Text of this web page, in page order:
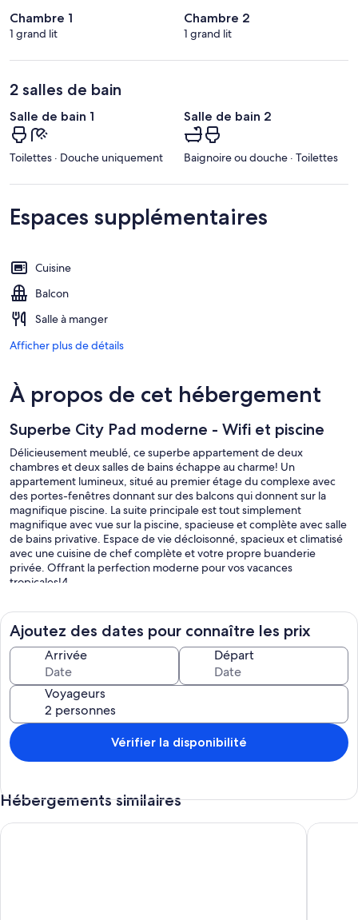
Chambre 1
1 grand lit
Chambre 2
1 grand lit
2 salles de bain
Salle de bain 1
Toilettes · Douche uniquement
Salle de bain 2
Baignoire ou douche · Toilettes
Espaces supplémentaires
Cuisine
Balcon
Salle à manger
Afficher plus de détails
À propos de cet hébergement
Superbe City Pad moderne - Wifi et piscine
Délicieusement meublé, ce superbe appartement de deux
chambres et deux salles de bains échappe au charme! Un
appartement lumineux, situé au premier étage du complexe avec
des portes-fenêtres donnant sur des balcons qui donnent sur la
magnifique piscine. La suite principale est tout simplement
magnifique avec vue sur la piscine, spacieuse et complète avec salle
de bains privative. Espace de vie décloisonné, spacieux et climatisé
avec une cuisine de chef complète et votre propre buanderie
privée. Offrant la perfection moderne pour vos vacances
tropicales!4
Ajoutez des dates pour connaître les prix
Arrivée Départ
Voyageurs
Vérifier la disponibilité
Hébergements similaires
Light-Filled Retreat with Outdoor Deck, Great Location and
❤